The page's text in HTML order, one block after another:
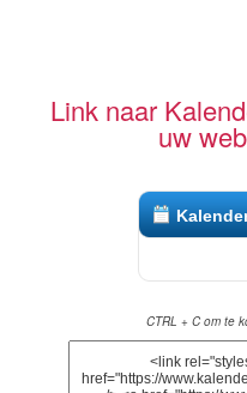
Link naar
uw
CTRL + C om te